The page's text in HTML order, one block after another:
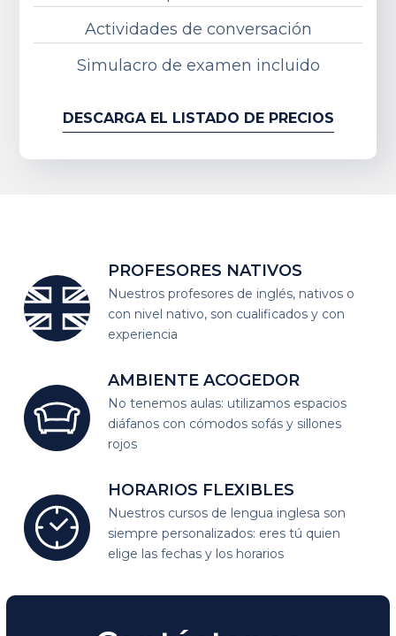
Actividades de conversación
Simulacro de examen incluido
DESCARGA EL LISTADO DE PRECIOS
PROFESORES NATIVOS
Nuestros profesores de inglés, nativos o
con nivel nativo, son cualificados y con
experiencia
AMBIENTEACOGEDOR
No tenemos aulas: utilizamos espacios
diáfanos con cómodos sofás y sillones
rojos
HORARIOS FLEXIBLES
Nuestros cursos de lengua inglesa son
siempre personalizados: eres tú quien
elige las fechas y los horarios